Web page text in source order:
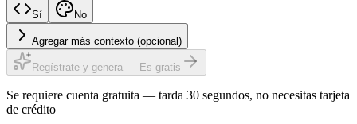
Sí No
Agregar más contexto (opcional)
Regístrate y genera — Es gratis
Se requiere cuenta gratuita — tarda 30 segundos, no necesitas tarjeta
de crédito